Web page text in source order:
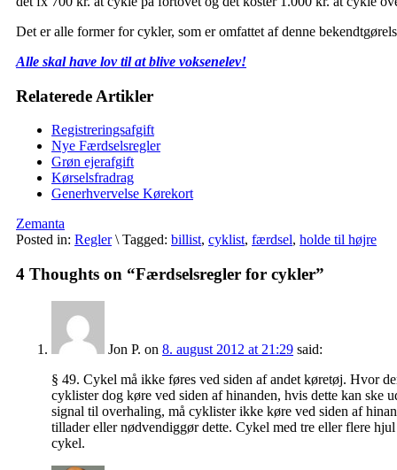
Det er alle former for cykler, som er omfattet af denne
Alle skal have lov til at blive voksenelev!
Relaterede Artikler
Registreringsafgift
Nye Færdselsregler
Grøn ejerafgift
Kørselsfradrag
Generhvervelse Kørekort
Zemanta
Posted in: Regler\ Tagged: billist, cyklist, færdsel, holde til højre
4 Thoughts on “Færdselsregler for cykler”
Jon P. on 8. august 2012 at 21:29 said:
§ 49. Cykel må ikke føres ved siden af andet køretøj. Hvor
cyklister dog køre ved siden af hinanden, hvis dette kan ske
signal til overhaling, må cyklister ikke køre ved siden af
tillader eller nødvendiggør dette. Cykel med tre eller flere
cykel.